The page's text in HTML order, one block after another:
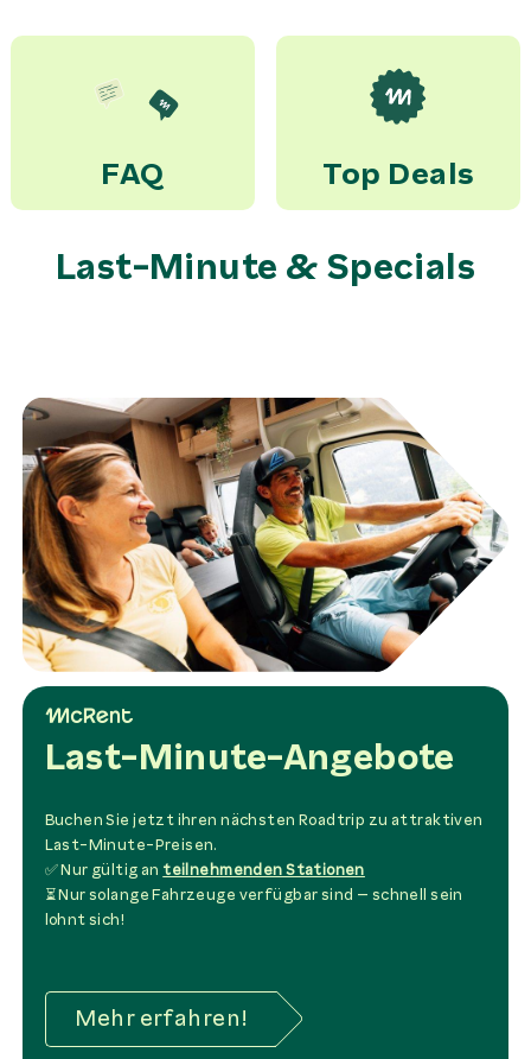
FAQ Top Deals
Last-Minute & Specials
Last-Minute-Angebote
Buchen Sie jetzt ihren nächsten Roadtrip zu attraktiven
Last-Minute-Preisen.
✅ Nur gültig an teilnehmenden Stationen
⏳ Nur solange Fahrzeuge verfügbar sind – schnell sein
lohnt sich!
Mehr erfahren!